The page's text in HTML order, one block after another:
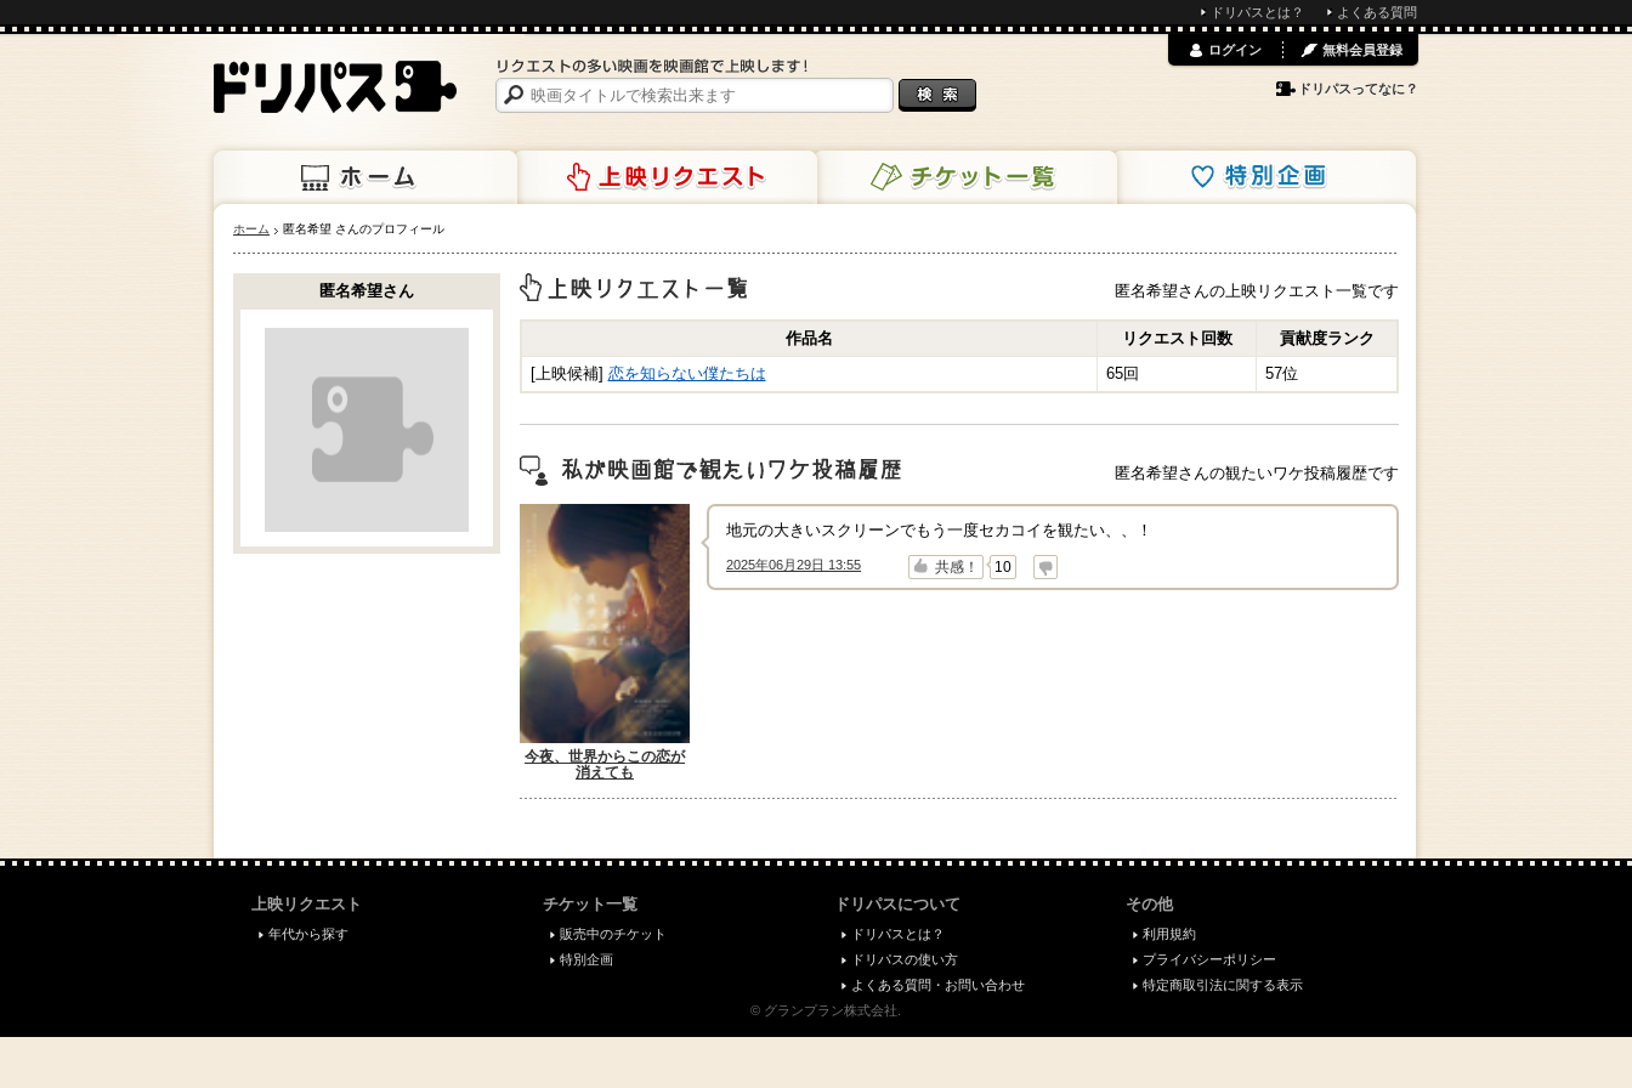
ドリパスとは？ よくある質問
ホーム 上映リクエスト チケット一覧 特別企画
ログイン 無料会員登録
ドリパスってなに？
ホーム 匿名希望 さんのプロフィール
上映リクエスト一覧
匿名希望さんの上映リクエスト一覧です
作品名 リクエスト回数
貢献度ランク
[上映候補] 恋を知らない僕たちは 65回 57位
"映画館で観たいワケ"投稿履歴
匿名希望さんの観たいワケ投稿履歴です
今夜、世界からこの恋が
消えても
地元の大きいスクリーンでもう一度セカコイを観たい、、！
2025年06月29日 13:55
↑ 共感！ 10
↓
匿名希望さん
上映リクエスト
年代から探す
チケット一覧
販売中のチケット
特別企画
ドリパスについて
ドリパスとは？
ドリパスの使い方
よくある質問・お問い合わせ
その他
利用規約
プライバシーポリシー
特定商取引法に関する表示
© グランプラン株式会社.